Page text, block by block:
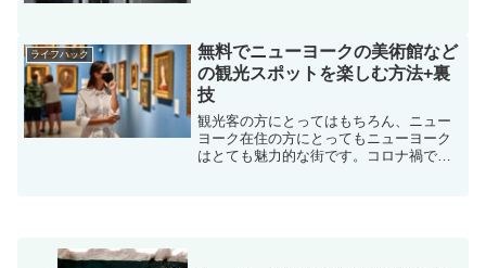
港のセキュ...
ライフハック
無料でニューヨークの美術館など
の観光スポットを楽しむ方法+裏
技
観光客の方にとってはもちろん、ニュー
ヨーク在住の方にとってもニューヨーク
はとても魅力的な街です。コロナ禍でニ